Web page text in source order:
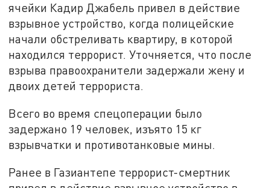
ячейки Кадир Джабель привел в действие
взрывное устройство, когда полицейские
начали обстреливать квартиру, в которой
находился террорист. Уточняется, что после
взрыва правоохранители задержали жену и
двоих детей террориста.
Всего во время спецоперации было
задержано 19 человек, изъято 15 кг
взрывчатки и противотанковые мины.
Ранее в Газиантепе террорист-смертник